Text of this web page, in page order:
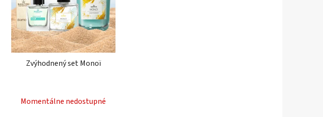
Zvýhodnený set Monoï
Momentálne nedostupné